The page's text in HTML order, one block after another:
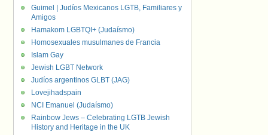
Guimel | Judíos Mexicanos LGTB, Familiares y
Amigos
Hamakom LGBTQI+ (Judaísmo)
Homosexuales musulmanes de Francia
Islam Gay
Jewish LGBT Network
Judíos argentinos GLBT (JAG)
Lovejihadspain
NCI Emanuel (Judaísmo)
Rainbow Jews – Celebrating LGTB Jewish
History and Heritage in the UK